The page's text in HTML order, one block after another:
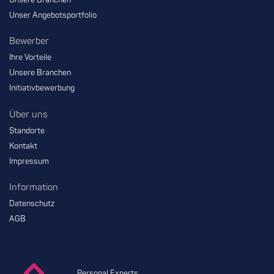
Unser Angebotsportfolio
Bewerber
Ihre Vorteile
Unsere Branchen
Initiativbewerbung
Über uns
Standorte
Kontakt
Impressum
Information
Datenschutz
AGB